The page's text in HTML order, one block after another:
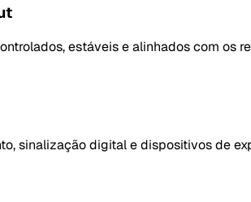
estáveis e alinhados com os
sinalização digital e dispositivos de